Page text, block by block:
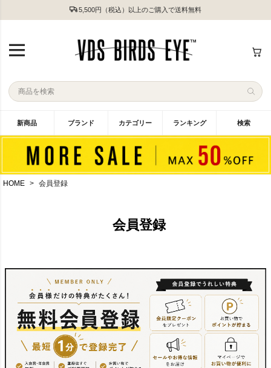
5,500円（税込）以上のご購入で送料無料
新商品 ブランド カテゴリー ランキング 検索
HOME 会員登録
会員登録